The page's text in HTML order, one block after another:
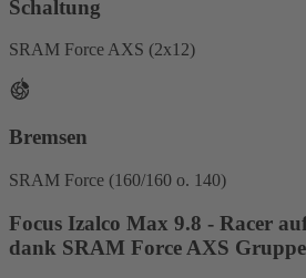
Schaltung
SRAM Force AXS (2x12)
Bremsen
SRAM Force (160/160 o. 140)
Focus Izalco Max 9.8 - Racer
dank SRAM Force AXS Gruppe